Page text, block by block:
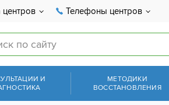
центров Телефоны центров
И
МЕТОДИКИ
ВОССТАНОВЛЕНИЯ